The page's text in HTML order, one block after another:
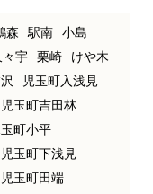
森 駅南
小島
々宇 栗崎
けや木
児玉町入浅見
児玉町吉田林
玉町小平
児玉町下浅見
児玉町田端